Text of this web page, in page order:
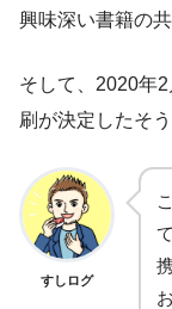
興味深い書籍の共
そして、2020年
刷が決定したそう
すしログ